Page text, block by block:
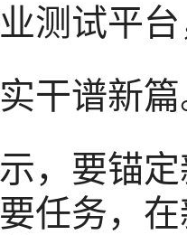
测试平
干谱新
，要锚
任务，